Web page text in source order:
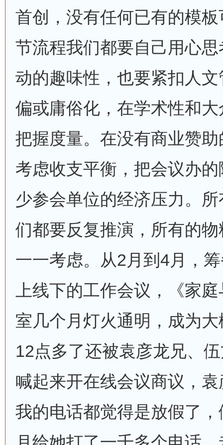
首创，没有任何已有的模
节流程我们都要自己用心
动的趣味性，也要紧扣人
偏或庸俗化，在学术性和
把握度量。在没有商业赞
考虑收支平衡，把会议办
少参会单位的经济压力。
们都要反复推演，所有的
一一考虑。从2月到4月，
上线下的工作会议，《家
室几个月灯火通明，成为
12点多了还被袁彦龙兄、
喊起来开在线会议商议，
我的电话都觉得是放假了